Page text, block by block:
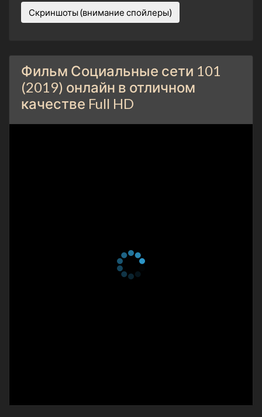
Скриншоты (внимание спойлеры)
Фильм Социальные сети 101
(2019) онлайн в отличном
качестве Full HD